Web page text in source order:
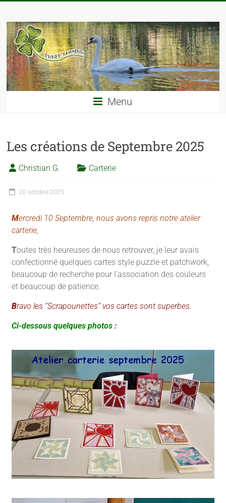
Menu
Les créations de Septembre 2025
Christian G. Carterie
20 octobre 2025
Mercredi 10 Septembre, nous avons repris notre atelier
carterie,
Toutes très heureuses de nous retrouver, je leur avais
confectionné quelques cartes style puzzle et patchwork,
beaucoup de recherche pour l’association des couleurs
et beaucoup de patience.
Bravo les “Scrapounettes” vos cartes sont superbes.
Ci-dessous quelques photos :